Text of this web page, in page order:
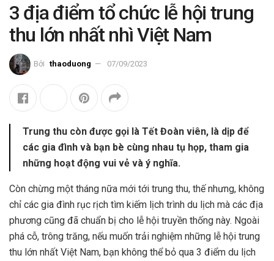
3 địa điểm tổ chức lễ hội trung
thu lớn nhất nhì Việt Nam
Bởi thaoduong 07/09/2023
Trung thu còn được gọi là Tết Đoàn viên, là dịp để
các gia đình và bạn bè cùng nhau tụ họp, tham gia
những hoạt động vui vẻ và ý nghĩa.
Còn chừng một tháng nữa mới tới trung thu, thế nhưng, không
chỉ các gia đình rục rịch tìm kiếm lịch trình du lịch mà các địa
phương cũng đã chuẩn bị cho lễ hội truyền thống này. Ngoài
phá cỗ, trông trăng, nếu muốn trải nghiệm những lễ hội trung
thu lớn nhất Việt Nam, bạn không thể bỏ qua 3 điểm du lịch